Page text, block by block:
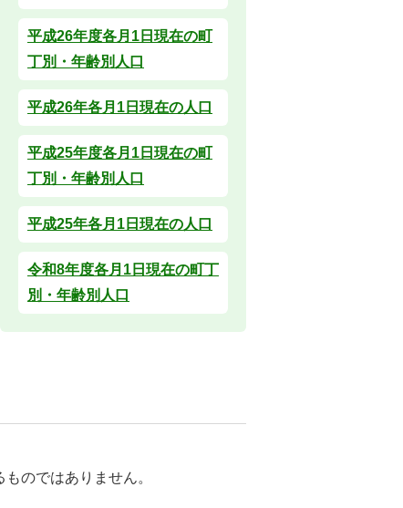
平成26年度各月1日現在の町
丁別・年齢別人口
平成26年各月1日現在の人口
平成25年度各月1日現在の町
丁別・年齢別人口
平成25年各月1日現在の人口
令和8年度各月1日現在の町丁
別・年齢別人口
のではありません。